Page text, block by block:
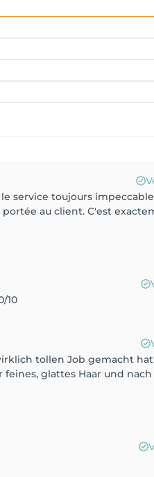
service toujours
au client. C'est
10
tollen Job gemacht
glattes Haar und